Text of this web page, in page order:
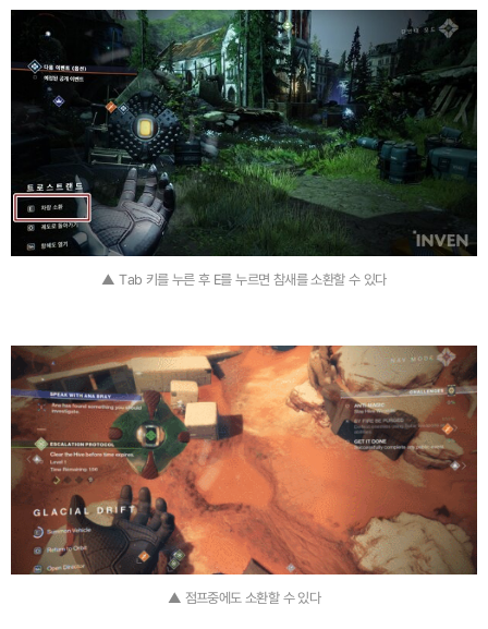
▲ Tab 키를 누른 후 E를 누르면 참새를 소환할 수 있다
▲ 점프중에도 소환할 수 있다